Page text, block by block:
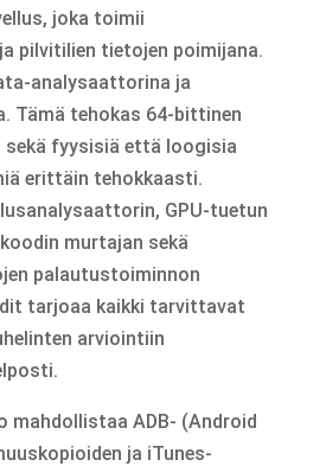
joka toimii
pilvitilien tietojen poimijana.
analysaattorina ja
Tämä tehokas 64-bittinen
sekä fyysisiä että loogisia
erittäin tehokkaasti.
GPU-tuetun
murtajan sekä
palautustoiminnon
tarjoaa kaikki tarvittavat
arviointiin
mahdollistaa ADB- (Android
ja iTunes-